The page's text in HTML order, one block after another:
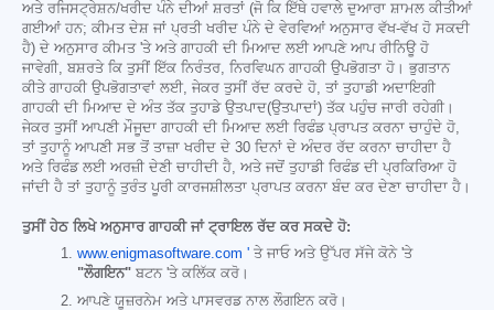
ਅਤੇ ਰਜਿਸਟ੍ਰੇਸ਼ਨ/ਖਰੀਦ ਪੰਨੇ ਦੀਆਂ ਸ਼ਰਤਾਂ (ਜੋ ਕਿ ਇੱਥੇ ਹਵਾਲੇ ਦੁਆਰਾ ਸ਼ਾਮਲ ਕੀਤੀਆਂ
ਗਈਆਂ ਹਨ; ਕੀਮਤ ਦੇਸ਼ ਜਾਂ ਪ੍ਰਤੀ ਖਰੀਦ ਪੰਨੇ ਦੇ ਵੇਰਵਿਆਂ ਅਨੁਸਾਰ ਵੱਖ-ਵੱਖ ਹੋ ਸਕਦੀ
ਹੈ) ਦੇ ਅਨੁਸਾਰ ਕੀਮਤ 'ਤੇ ਅਤੇ ਗਾਹਕੀ ਦੀ ਮਿਆਦ ਲਈ ਆਪਣੇ ਆਪ ਰੀਨਿਊ ਹੋ
ਜਾਵੇਗੀ, ਬਸ਼ਰਤੇ ਕਿ ਤੁਸੀਂ ਇੱਕ ਨਿਰੰਤਰ, ਨਿਰਵਿਘਨ ਗਾਹਕੀ ਉਪਭੋਗਤਾ ਹੋ। ਭੁਗਤਾਨ
ਕੀਤੇ ਗਾਹਕੀ ਉਪਭੋਗਤਾਵਾਂ ਲਈ, ਜੇਕਰ ਤੁਸੀਂ ਰੱਦ ਕਰਦੇ ਹੋ, ਤਾਂ ਤੁਹਾਡੀ ਅਦਾਇਗੀ
ਗਾਹਕੀ ਦੀ ਮਿਆਦ ਦੇ ਅੰਤ ਤੱਕ ਤੁਹਾਡੇ ਉਤਪਾਦ(ਉਤਪਾਦਾਂ) ਤੱਕ ਪਹੁੰਚ ਜਾਰੀ ਰਹੇਗੀ।
ਜੇਕਰ ਤੁਸੀਂ ਆਪਣੀ ਮੌਜੂਦਾ ਗਾਹਕੀ ਦੀ ਮਿਆਦ ਲਈ ਰਿਫੰਡ ਪ੍ਰਾਪਤ ਕਰਨਾ ਚਾਹੁੰਦੇ ਹੋ,
ਤਾਂ ਤੁਹਾਨੂੰ ਆਪਣੀ ਸਭ ਤੋਂ ਤਾਜ਼ਾ ਖਰੀਦ ਦੇ 30 ਦਿਨਾਂ ਦੇ ਅੰਦਰ ਰੱਦ ਕਰਨਾ ਚਾਹੀਦਾ ਹੈ
ਅਤੇ ਰਿਫੰਡ ਲਈ ਅਰਜ਼ੀ ਦੇਣੀ ਚਾਹੀਦੀ ਹੈ, ਅਤੇ ਜਦੋਂ ਤੁਹਾਡੀ ਰਿਫੰਡ ਦੀ ਪ੍ਰਕਿਰਿਆ ਹੋ
ਜਾਂਦੀ ਹੈ ਤਾਂ ਤੁਹਾਨੂੰ ਤੁਰੰਤ ਪੂਰੀ ਕਾਰਜਸ਼ੀਲਤਾ ਪ੍ਰਾਪਤ ਕਰਨਾ ਬੰਦ ਕਰ ਦੇਣਾ ਚਾਹੀਦਾ ਹੈ।
ਤੁਸੀਂ ਹੇਠ ਲਿਖੇ ਅਨੁਸਾਰ ਗਾਹਕੀ ਜਾਂ ਟ੍ਰਾਇਲ ਰੱਦ ਕਰ ਸਕਦੇ ਹੋ:
www.enigmasoftware.com ' ਤੇ ਜਾਓ ਅਤੇ ਉੱਪਰ ਸੱਜੇ ਕੋਨੇ 'ਤੇ
"ਲੌਗਇਨ" ਬਟਨ 'ਤੇ ਕਲਿੱਕ ਕਰੋ।
ਆਪਣੇ ਯੂਜ਼ਰਨੇਮ ਅਤੇ ਪਾਸਵਰਡ ਨਾਲ ਲੌਗਇਨ ਕਰੋ।